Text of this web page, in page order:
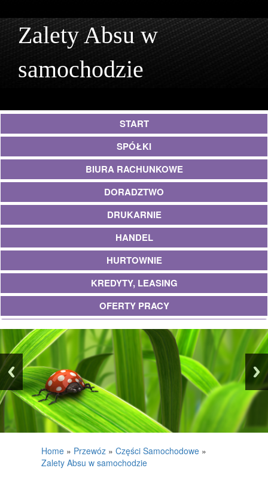
Zalety Absu w
samochodzie
START
SPÓŁKI
BIURA RACHUNKOWE
DORADZTWO
DRUKARNIE
HANDEL
HURTOWNIE
KREDYTY, LEASING
OFERTY PRACY
UBEZPIECZENIA
EKOLOGIA
BANKI, PRZELEWY, WALUTY, KANTORY
WYKOŃCZENIA
PROJEKTOWANIE
MATERIAŁY BUDOWLANE
Home » Przewóz » Części Samochodowe »
Zalety Absu w samochodzie